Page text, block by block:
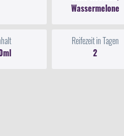
Wassermelone
Reifezeit in Tagen
2